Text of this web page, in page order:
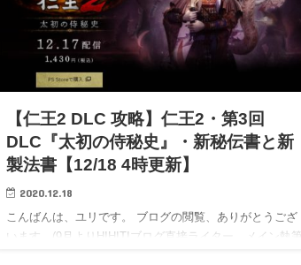
【仁王2 DLC 攻略】仁王2・第3回
DLC『太初の侍秘史』・新秘伝書と新
製法書【12/18 4時更新】
2020.12.18
こんばんは、ユリです。 ブログの閲覧、ありがとうござ
います。(9月よりHIHITIブログ直接ライター、メイン執筆